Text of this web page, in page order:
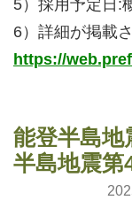
5）採用予定日:
6）詳細が掲載
https://
能登半島地
半島地震第